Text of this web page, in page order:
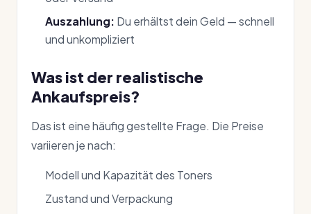
Auszahlung: Du erhältst dein Geld — schnell
und unkompliziert
Was ist der realistische
Ankaufspreis?
Das ist eine häufig gestellte Frage. Die Preise
variieren je nach:
Modell und Kapazität des Toners
Zustand und Verpackung